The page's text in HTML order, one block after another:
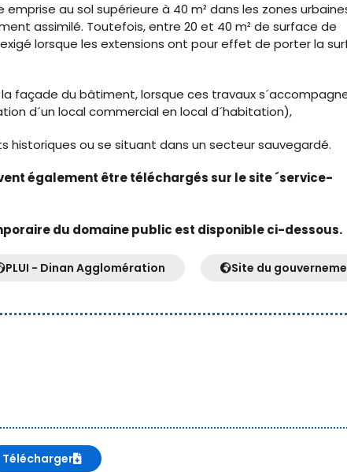
au sol supérieure à 40 m² dans les zones
assimilé. Toutefois, entre 20 et 40 m² de surface de
lorsque les extensions ont pour effet de porter la
façade du bâtiment, lorsque ces travaux
d´un local commercial en local d´habitation),
ou se situant dans un secteur sauvegardé.
également être téléchargés sur le site ´service-
du domaine public est disponible ci-dessous.
PLUI - Dinan Agglomération Site du
Télécharger